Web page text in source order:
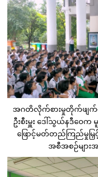
အဂတိလိုက်စားမှုတိုက်ဖျက်ရ
ဦးစီးမှူး ဒေါ်သွယ်နဒီဝေ
ဖြောင့်မတ်တည်ကြည်မှုမြှင့်
အစီအစဉ်များအ